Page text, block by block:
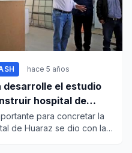
hace 5 años
desarrolle el estudio
hospital de
para concretar la
de Huaraz se dio con la